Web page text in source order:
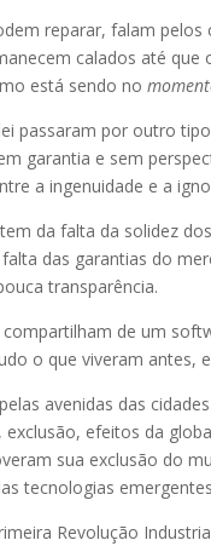
reparar, falam
calados até
está sendo no
passaram por outro
garantia e sem
a ingenuidade e a
da falta da solidez
das garantias do
transparência.
de um
o que viveram antes,
avenidas das
efeitos da
sua exclusão do
tecnologias
Revolução